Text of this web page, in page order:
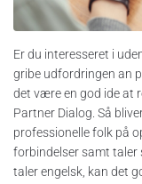
Er du interesseret i
gribe udfordringen an
det være en god ide at
Partner Dialog. Så
professionelle folk på
forbindelser samt taler
taler engelsk, kan det